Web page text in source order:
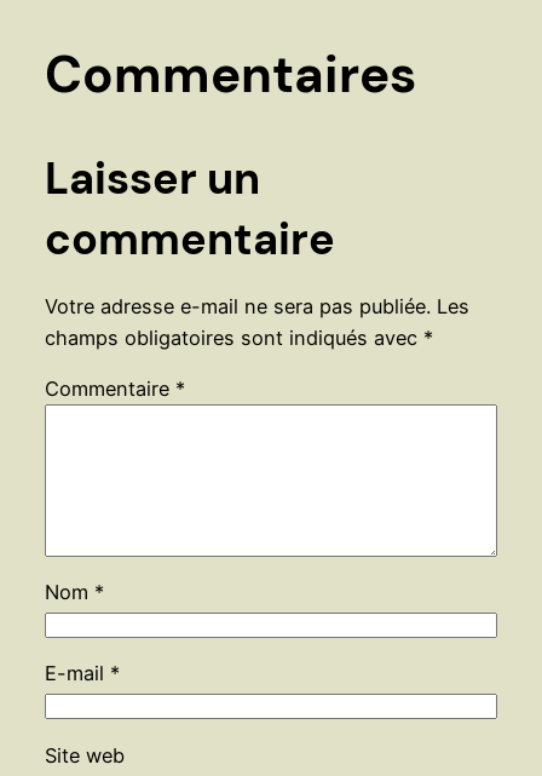
Commentaires
Laisser un
commentaire
Votre adresse e-mail ne sera pas publiée. Les
champs obligatoires sont indiqués avec *
Commentaire *
Nom *
E-mail *
Site web